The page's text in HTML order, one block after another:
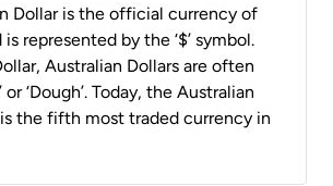
Dollar is the official currency of
represented by the ‘$’ symbol.
Australian Dollars are often
or ‘Dough’. Today, the Australian
the fifth most traded currency in